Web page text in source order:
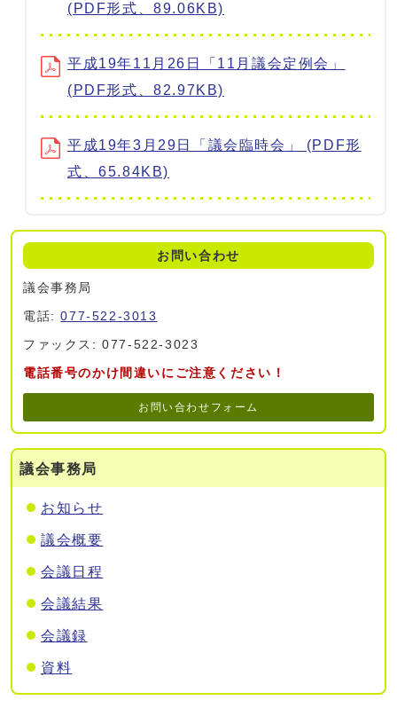
(PDF形式、89.06KB)
平成19年11月26日「11月議会定例会」
(PDF形式、82.97KB)
平成19年3月29日「議会臨時会」 (PDF形
式、65.84KB)
お問い合わせ
議会事務局
電話:077-522-3013
ファックス: 077-522-3023
電話番号のかけ間違いにご注意ください！
お問い合わせフォーム
議会事務局
お知らせ
議会概要
会議日程
会議結果
会議録
資料